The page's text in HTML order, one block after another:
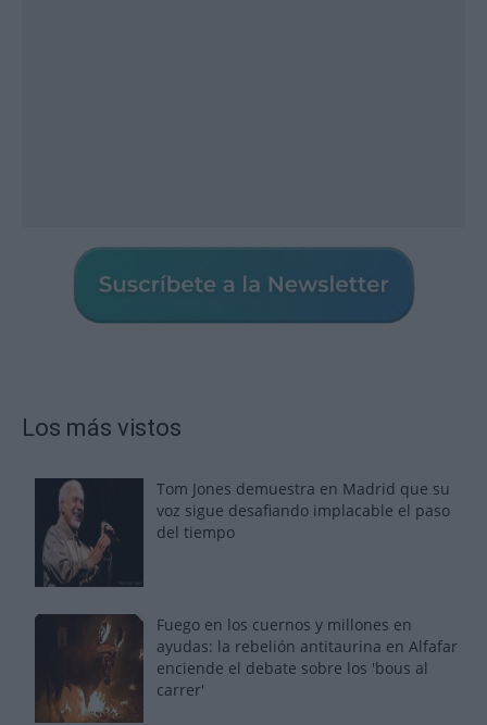
Los más vistos
Tom Jones demuestra en Madrid que su
voz sigue desafiando implacable el paso
del tiempo
Fuego en los cuernos y millones en
ayudas: la rebelión antitaurina en Alfafar
enciende el debate sobre los 'bous al
carrer'